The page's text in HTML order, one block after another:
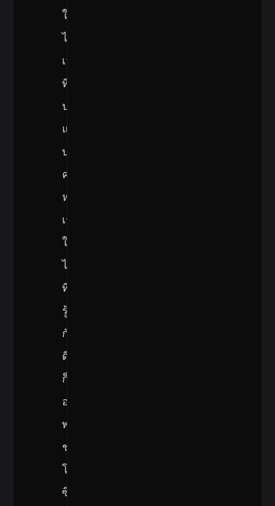
ใช้
ไลบรารี
เวอร์ชัน
ที่
ปลอดภัย
แต่
บาง
ครั้ง
หาก
เรา
ใช้
ไลบรารี
ที่
รู้จัก
กัน
ดี
ก็
อาจ
พบ
ช่อง
โหว่
ซึ่ง